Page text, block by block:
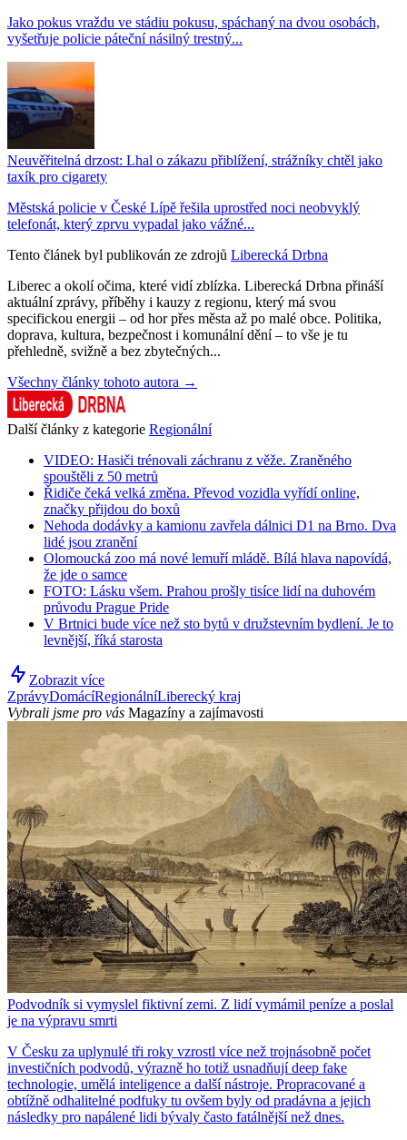
Jako pokus vraždu ve stádiu pokusu, spáchaný na dvou osobách,
vyšetřuje policie páteční násilný trestný...
Neuvěřitelná drzost: Lhal o zákazu přiblížení, strážníky chtěl jako
taxík pro cigarety
Městská policie v České Lípě řešila uprostřed noci neobvyklý
telefonát, který zprvu vypadal jako vážné...
Tento článek byl publikován ze zdrojů Liberecká Drbna
Liberec a okolí očima, které vidí zblízka. Liberecká Drbna přináší
aktuální zprávy, příběhy i kauzy z regionu, který má svou
specifickou energii – od hor přes města až po malé obce. Politika,
doprava, kultura, bezpečnost i komunální dění – to vše je tu
přehledně, svižně a bez zbytečných...
Všechny články tohoto autora →
Další články z kategorie Regionální
VIDEO: Hasiči trénovali záchranu z věže. Zraněného
spouštěli z 50 metrů
Řidiče čeká velká změna. Převod vozidla vyřídí online,
značky přijdou do boxů
Nehoda dodávky a kamionu zavřela dálnici D1 na Brno. Dva
lidé jsou zranění
Olomoucká zoo má nové lemuří mládě. Bílá hlava napovídá,
že jde o samce
FOTO: Lásku všem. Prahou prošly tisíce lidí na duhovém
průvodu Prague Pride
V Brtnici bude více než sto bytů v družstevním bydlení. Je to
levnější, říká starosta
Zobrazit více
ZprávyDomácíRegionálníLiberecký kraj
Vybrali jsme pro vás Magazíny a zajímavosti
Podvodník si vymyslel fiktivní zemi. Z lidí vymámil peníze a poslal
je na výpravu smrti
V Česku za uplynulé tři roky vzrostl více než trojnásobně počet
investičních podvodů, výrazně ho totiž usnadňují deep fake
technologie, umělá inteligence a další nástroje. Propracované a
obtížně odhalitelné podfuky tu ovšem byly od pradávna a jejich
následky pro napálené lidi bývaly často fatálnější než dnes.